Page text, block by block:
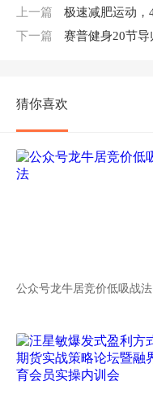
上一篇
极速减肥运动，
下一篇
赛普健身20节
猜你喜欢
公众号龙牛居竞价低吸战法